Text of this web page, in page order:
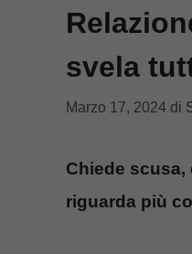
svela
Marzo 17, 2024 di
Chiede scusa,
riguarda più